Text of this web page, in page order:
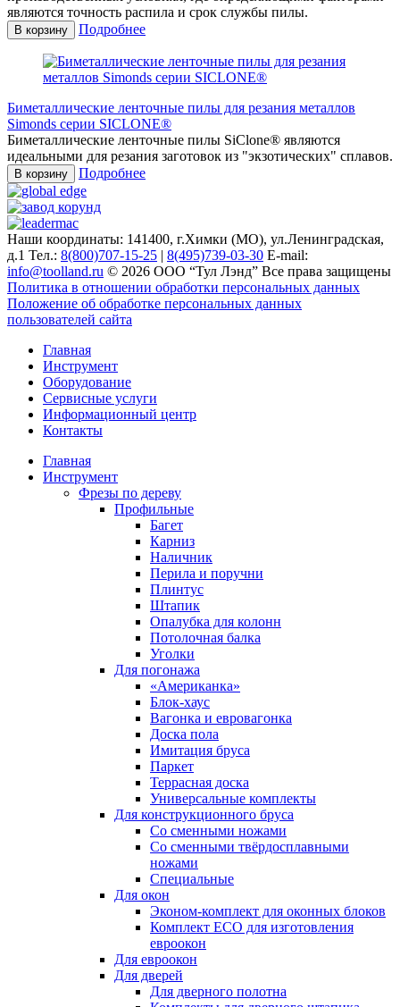
являются точность распила и срок службы пилы.
В корзину Подробнее
Биметаллические ленточные пилы для резания металлов
Simonds серии SICLONE®
Биметаллические ленточные пилы SiClone® являются
идеальными для резания заготовок из "экзотических" сплавов.
В корзину Подробнее
Наши координаты: 141400, г.Химки (МО), ул.Ленинградская,
д.1 Тел.: 8(800)707-15-25 | 8(495)739-03-30 E-mail:
info@toolland.ru © 2026 ООО “Тул Лэнд” Все права защищены
Политика в отношении обработки персональных данных
Положение об обработке персональных данных
пользователей сайта
Главная
Инструмент
Оборудование
Сервисные услуги
Информационный центр
Контакты
Главная
Инструмент
Фрезы по дереву
Профильные
Багет
Карниз
Наличник
Перила и поручни
Плинтус
Штапик
Опалубка для колонн
Потолочная балка
Уголки
Для погонажа
«Американка»
Блок-хаус
Вагонка и евровагонка
Доска пола
Имитация бруса
Паркет
Террасная доска
Универсальные комплекты
Для конструкционного бруса
Со сменными ножами
Со сменными твёрдосплавными
ножами
Специальные
Для окон
Эконом-комплект для оконных блоков
Комплект ECO для изготовления
евроокон
Для евроокон
Для дверей
Для дверного полотна